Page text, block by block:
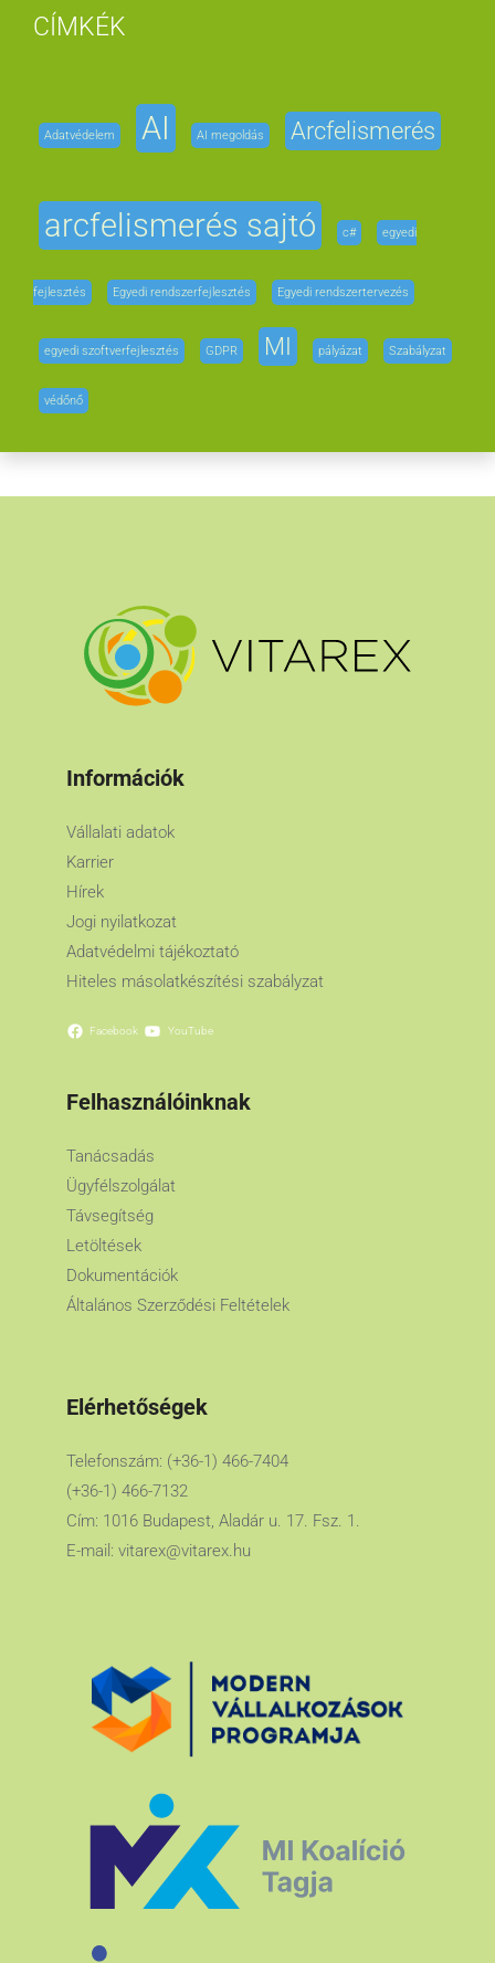
CÍMKÉK
Adatvédelem AI AI megoldás Arcfelismerés
arcfelismerés sajtó c# egyedi
fejlesztés Egyedi rendszerfejlesztés Egyedi rendszertervezés
egyedi szoftverfejlesztés GDPR MI pályázat Szabályzat
védőnő
Információk
Vállalati adatok
Karrier
Hírek
Jogi nyilatkozat
Adatvédelmi tájékoztató
Hiteles másolatkészítési szabályzat
Facebook YouTube
Felhasználóinknak
Tanácsadás
Ügyfélszolgálat
Távsegítség
Letöltések
Dokumentációk
Általános Szerződési Feltételek
Elérhetőségek
Telefonszám: (+36-1) 466-7404
(+36-1) 466-7132
Cím: 1016 Budapest, Aladár u. 17. Fsz. 1.
E-mail: vitarex@vitarex.hu